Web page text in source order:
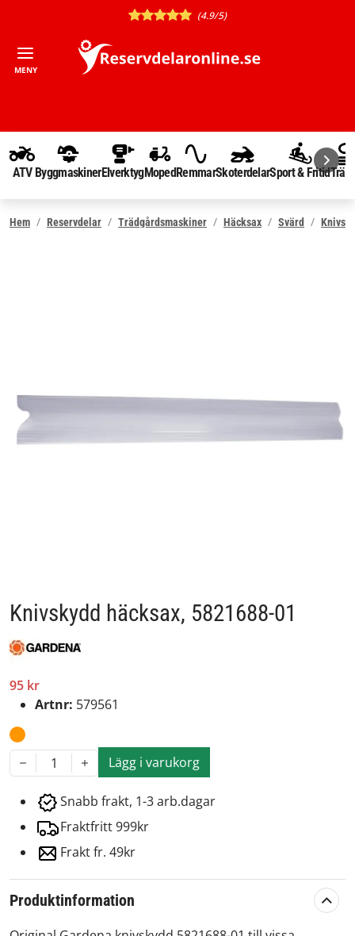
(4.9/5)
MENY
ATV ByggmaskinerElverktygMopedRemmarSkoterdelarSport & Fritid
Hem Reservdelar Trädgårdsmaskiner Häcksax Svärd
Knivskydd häcksax, 5821688-01
95 kr
Artnr: 579561
1 Lägg i varukorg
Snabb frakt, 1-3 arb.dagar
Fraktfritt 999kr
Frakt fr. 49kr
Produktinformation